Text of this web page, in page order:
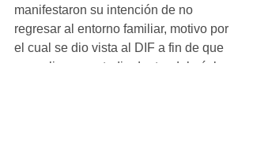
manifestaron su intención de no
regresar al entorno familiar, motivo por
el cual se dio vista al DIF a fin de que
se realice un estudio dentro del núcleo